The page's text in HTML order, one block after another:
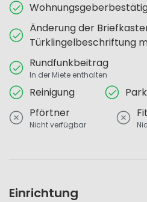
Änderung der
Türklingelbeschriftung
Rundfunkbeitrag
In der Miete enthalten
Reinigung
Pförtner
Nicht verfügbar
Einrichtung